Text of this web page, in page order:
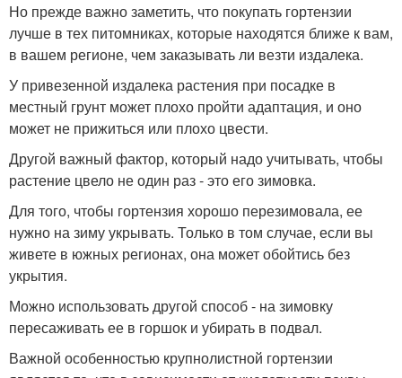
Но прежде важно заметить, что покупать гортензии
лучше в тех питомниках, которые находятся ближе к вам,
в вашем регионе, чем заказывать ли везти издалека.
У привезенной издалека растения при посадке в
местный грунт может плохо пройти адаптация, и оно
может не прижиться или плохо цвести.
Другой важный фактор, который надо учитывать, чтобы
растение цвело не один раз - это его зимовка.
Для того, чтобы гортензия хорошо перезимовала, ее
нужно на зиму укрывать. Только в том случае, если вы
живете в южных регионах, она может обойтись без
укрытия.
Можно использовать другой способ - на зимовку
пересаживать ее в горшок и убирать в подвал.
Важной особенностью крупнолистной гортензии